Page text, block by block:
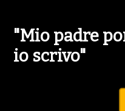
"Mio padre
io scrivo"